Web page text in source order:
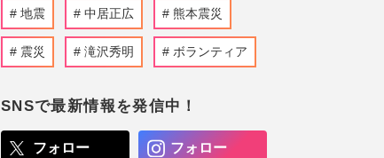
地震 中居正広 熊本震災
震災 滝沢秀明 ボランティア
SNSで最新情報を発信中！
フォロー フォロー